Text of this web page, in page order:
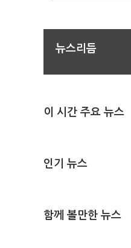
뉴스리듬
이 시간 주요 뉴스
인기 뉴스
함께 볼만한 뉴스